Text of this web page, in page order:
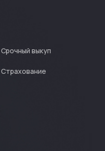
Срочный выкуп
Страхование